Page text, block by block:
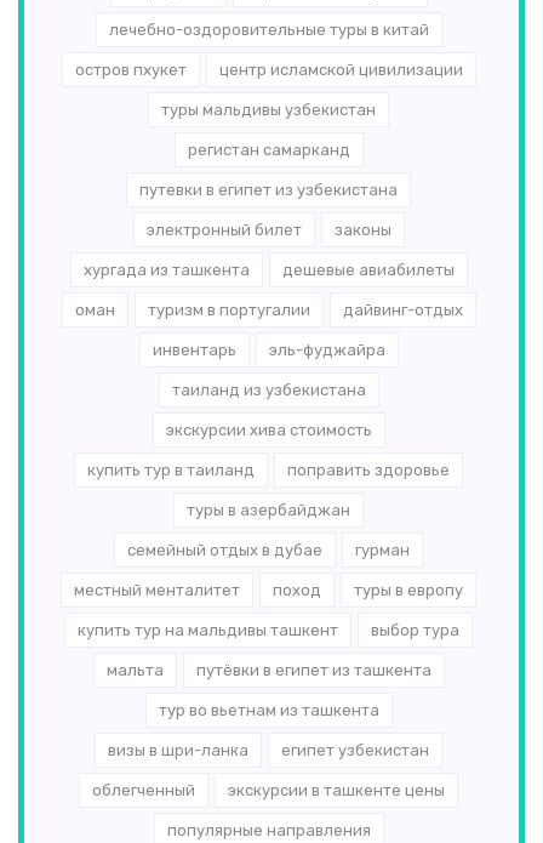
лечебно-оздоровительные туры в китай
остров пхукет центр исламской цивилизации
туры мальдивы узбекистан
регистан самарканд
путевки в египет из узбекистана
электронный билет законы
хургада из ташкента дешевые авиабилеты
оман туризм в португалии дайвинг-отдых
инвентарь эль-­фуджайра
таиланд из узбекистана
экскурсии хива стоимость
купить тур в таиланд поправить здоровье
туры в азербайджан
семейный отдых в дубае гурман
местный менталитет поход туры в европу
купить тур на мальдивы ташкент выбор тура
мальта путёвки в египет из ташкента
тур во вьетнам из ташкента
визы в шри-ланка египет узбекистан
облегченный экскурсии в ташкенте цены
популярные направления